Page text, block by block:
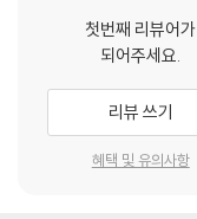
첫번째 리뷰어가
되어주세요.
리뷰 쓰기
혜택 및 유의사항